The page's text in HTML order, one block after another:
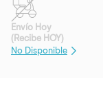
Envío Hoy
(Recibe HOY)
No Disponible